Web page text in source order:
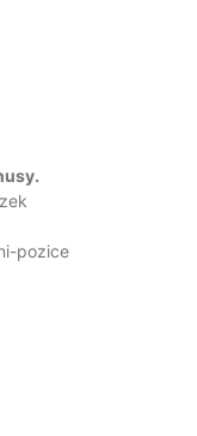
pozice